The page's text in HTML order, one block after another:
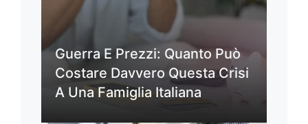
Guerra E Prezzi: Quanto Può
Costare Davvero Questa Crisi
A Una Famiglia Italiana